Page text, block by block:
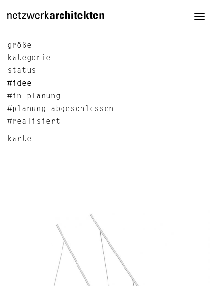
größe
kategorie
status
#idee
#in planung
#planung abgeschlossen
#realisiert
karte